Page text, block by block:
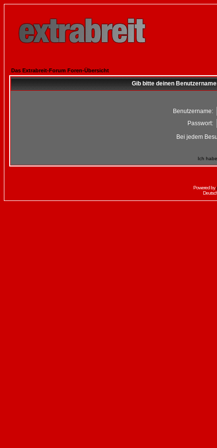
Das Extrabreit-Forum Foren-Übersicht
Gib bitte deinen
Benutzername:
Passwort:
Bei jedem
Ich
Powered by